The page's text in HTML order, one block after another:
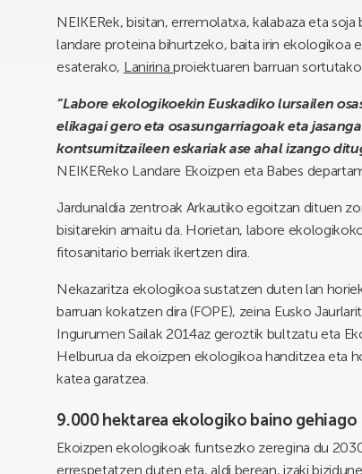
NEIKERek, bisitan, erremolatxa, kalabaza eta
landare proteina bihurtzeko, baita irin ekologikoa
esaterako, Lanirina proiektuaren barruan
“Labore ekologikoekin Euskadiko lursailen
elikagai gero eta osasungarriagoak eta
kontsumitzaileen eskariak ase ahal izango
NEIKEReko Landare Ekoizpen eta Babes
Jardunaldia zentroak Arkautiko egoitzan dituen
bisitarekin amaitu da. Horietan, labore
fitosanitario berriak ikertzen dira.
Nekazaritza ekologikoa sustatzen duten lan
barruan kokatzen dira (FOPE), zeina Eusko
Ingurumen Sailak 2014az geroztik bultzatu eta
Helburua da ekoizpen ekologikoa handitzea eta
katea garatzea.
9.000 hektarea ekologiko baino gehiago
Ekoizpen ekologikoak funtsezko zeregina du
errespetatzen duten eta, aldi berean, izaki